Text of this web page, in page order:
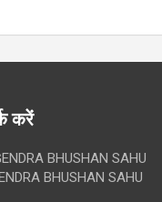
करें
BHUSHAN SAHU
BHUSHAN SAHU